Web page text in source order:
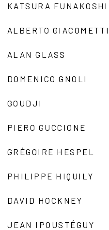
KATSURA FUNAKOSHI
ALBERTO GIACOMETTI
ALAN GLASS
DOMENICO GNOLI
GOUDJI
PIERO GUCCIONE
GRÉGOIRE HESPEL
PHILIPPE HIQUILY
DAVID HOCKNEY
JEAN IPOUSTÉGUY